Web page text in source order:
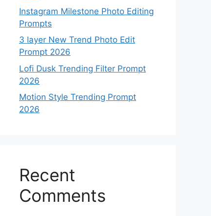
Instagram Milestone Photo Editing
Prompts
3 layer New Trend Photo Edit
Prompt 2026
Lofi Dusk Trending Filter Prompt
2026
Motion Style Trending Prompt
2026
Recent
Comments